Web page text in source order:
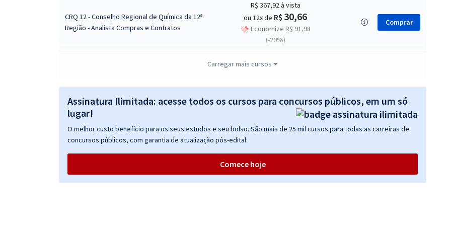
CRQ 12 - Conselho Regional de Química da 12ª
Região - Analista Compras e Contratos
R$ 367,92à vista
ou 12x de R$ 30,66
Economize R$ 91,98
(-20%)
Comprar
R$ 239,92
Economize R$ 59,98
(-20%)
CRQ 12 - Conselho Regional de Química da 12ª
Região - Agente Fiscal
ou 12x de R$30,66
(-20%)
Carregar mais cursos
Assinatura Ilimitada: acesse todos os cursos para concursos públicos, em um só
lugar!
O melhor custo benefício para os seus estudos e seu bolso. São mais de 25 mil cursos para todas as carreiras de
concursos públicos, com garantia de atualização pós-edital.
Comece hoje